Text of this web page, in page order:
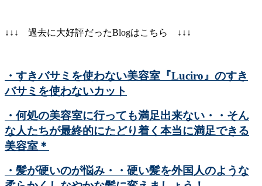
↓↓↓ 過去に大好評だったBlogはこちら ↓↓↓
・すきバサミを使わない美容室『Luciro』のすき
バサミを使わないカット
・何処の美容室に行っても満足出来ない・・そん
な人たちが最終的にたどり着く本当に満足できる
美容室＊
・髪が硬いのが悩み・・硬い髪を外国人のような